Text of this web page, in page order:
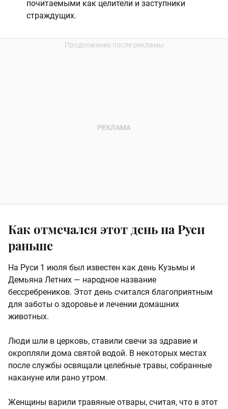
почитаемыми как целители и заступники
страждущих.
Как отмечался этот день на Руси
раньше
На Руси 1 июля был известен как день Кузьмы и
Демьяна Летних — народное название
бессребреников. Этот день считался благоприятным
для заботы о здоровье и лечении домашних
животных.
Люди шли в церковь, ставили свечи за здравие и
окропляли дома святой водой. В некоторых местах
после службы освящали целебные травы, собранные
накануне или рано утром.
Женщины варили травяные отвары, считая, что в этот